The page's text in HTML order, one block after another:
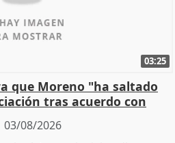
03:25
que Moreno "ha saltado
tras acuerdo con
03/08/2026